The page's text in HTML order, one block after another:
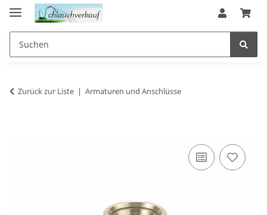
Zurück zur Liste Armaturen und Anschlüsse